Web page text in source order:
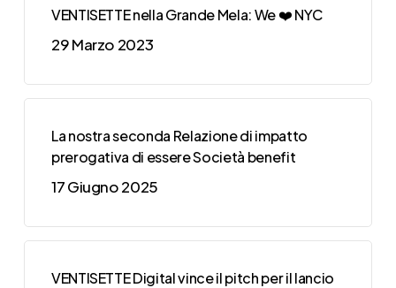
VENTISETTE nella Grande Mela: We ❤️ NYC
29 Marzo 2023
La nostra seconda Relazione di impatto
prerogativa di essere Società benefit
17 Giugno 2025
VENTISETTE Digital vince il pitch per il lancio